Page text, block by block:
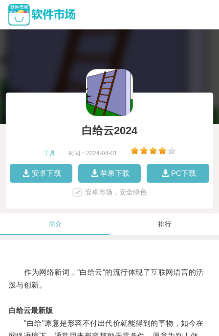
白给云2024
工具 时间：2024-04-01
安卓下载 苹果下载 PC下载
安卓市场，安全绿色
简介 排行
作为网络新词，"白给云"的流行体现了互联网语言的活
泼与创新。
白给云最新版
"白给"原意是形容不付出代价就能得到的事物，如今在